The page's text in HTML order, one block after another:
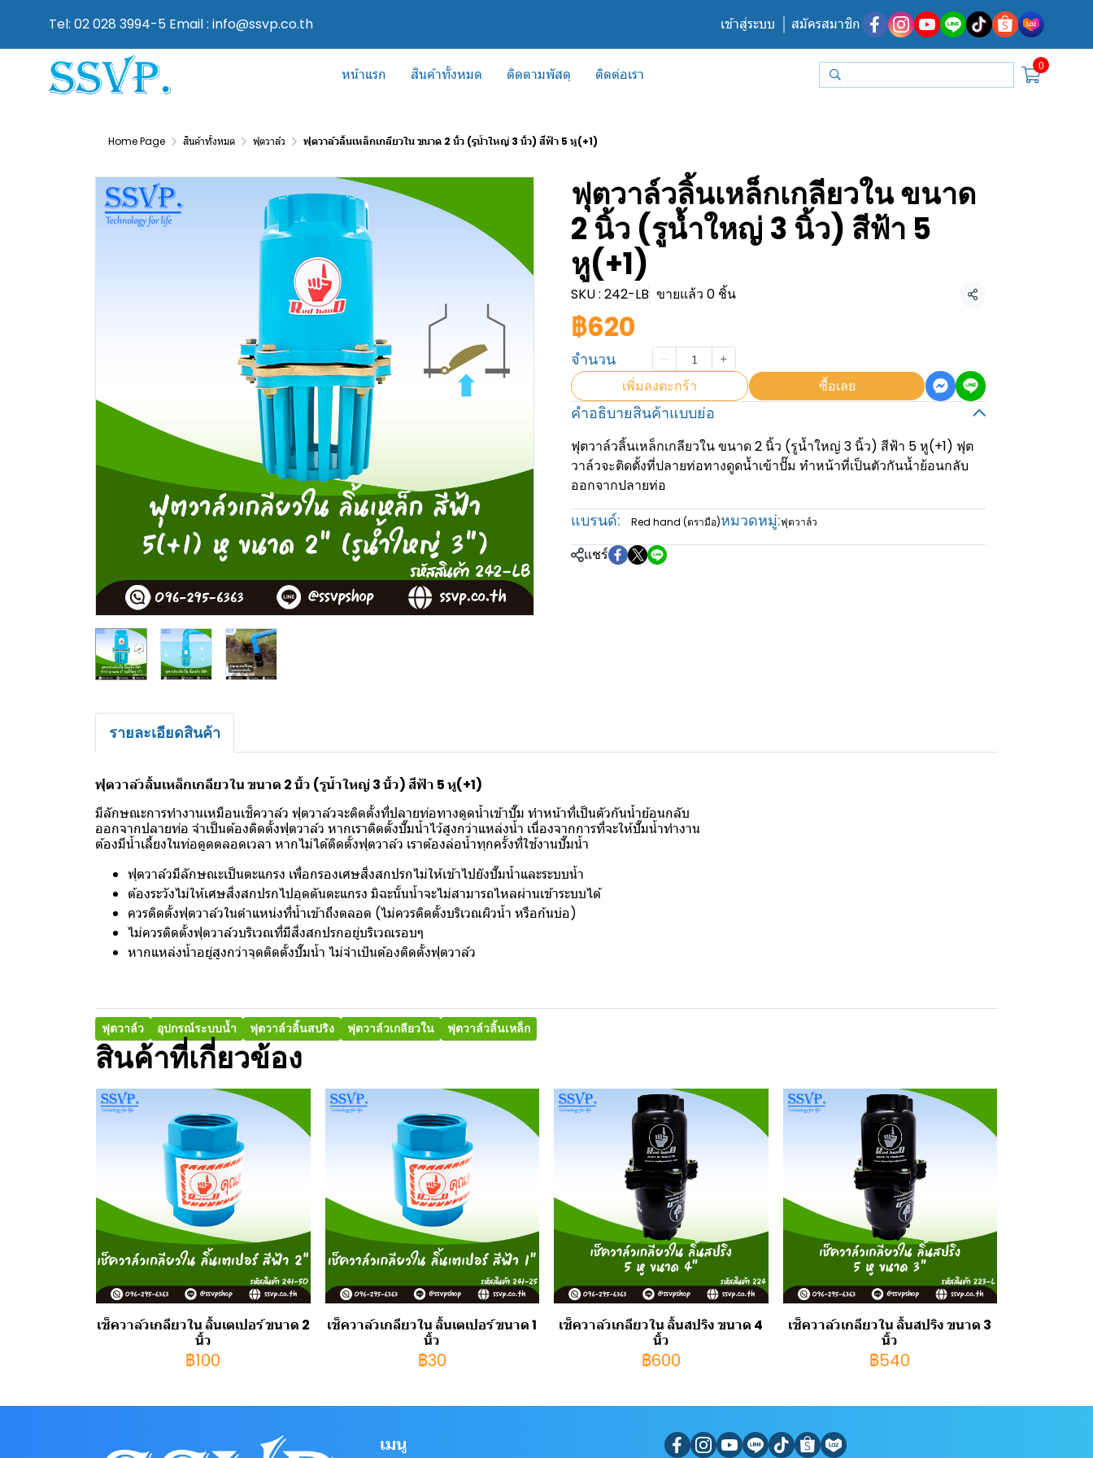
Tel: 02 028 3994-5 Email : info@ssvp.co.th เข้าสู่ระบบ สมัครสมาชิก
หน้าแรก สินค้าทั้งหมด ติดตามพัสดุ ติดต่อเรา 0
Home Page สินค้าทั้งหมด ฟุตวาล์ว ฟุตวาล์วลิ้นเหล็กเกลียวใน ขนาด 2 นิ้ว (รูน้ำใหญ่ 3 นิ้ว) สีฟ้า 5 หู(+1)
ฟุตวาล์วลิ้นเหล็กเกลียวใน ขนาด
2 นิ้ว (รูน้ำใหญ่ 3 นิ้ว) สีฟ้า 5
หู(+1)
SKU : 242-LB ขายแล้ว 0 ชิ้น แชร์
฿620
จำนวน
เพิ่มลงตะกร้า ซื้อเลย
คำอธิบายสินค้าแบบย่อ
ฟุตวาล์วลิ้นเหล็กเกลียวใน ขนาด 2 นิ้ว (รูน้ำใหญ่ 3 นิ้ว) สีฟ้า 5 หู(+1) ฟุต
วาล์วจะติดตั้งที่ปลายท่อทางดูดน้ำเข้าปั๊ม ทำหน้าที่เป็นตัวกันน้ำย้อนกลับ
ออกจากปลายท่อ
แบรนด์: Red hand (ตรามือ)หมวดหมู่:ฟุตวาล์ว
แชร์
รายละเอียดสินค้า
ฟุตวาล์วลิ้นเหล็กเกลียวใน ขนาด 2 นิ้ว (รูน้ำใหญ่ 3 นิ้ว) สีฟ้า 5 หู(+1)
มีลักษณะการทำงานเหมือนเช็ควาล์ว ฟุตวาล์วจะติดตั้งที่ปลายท่อทางดูดน้ำเข้าปั๊ม ทำหน้าที่เป็นตัวกันน้ำย้อนกลับ
ออกจากปลายท่อ จำเป็นต้องติดตั้งฟุตวาล์ว หากเราติดตั้งปั๊มน้ำไว้สูงกว่าแหล่งน้ำ เนื่องจากการที่จะให้ปั๊มน้ำทำงาน
ต้องมีน้ำเลี้ยงในท่อดูดตลอดเวลา หากไม่ได้ติดตั้งฟุตวาล์ว เราต้องล่อน้ำทุกครั้งที่ใช้งานปั๊มน้ำ
ฟุตวาล์วมีลักษณะเป็นตะแกรง เพื่อกรองเศษสิ่งสกปรกไม่ให้เข้าไปยังปั๊มน้ำและระบบน้ำ
ต้องระวังไม่ให้เศษสิ่งสกปรกไปอุดตันตะแกรง มิฉะนั้นน้ำจะไม่สามารถไหลผ่านเข้าระบบได้
ควรติดตั้งฟุตวาล์วในตำแหน่งที่น้ำเข้าถึงตลอด (ไม่ควรติดตั้งบริเวณผิวน้ำ หรือก้นบ่อ)
ไม่ควรติดตั้งฟุตวาล์วบริเวณที่มีสิ่งสกปรกอยู่บริเวณรอบๆ
หากแหล่งน้ำอยู่สูงกว่าจุดติดตั้งปั๊มน้ำ ไม่จำเป้นต้องติดตั้งฟุตวาล์ว
ฟุตวาล์ว อุปกรณ์ระบบน้ำ ฟุตวาล์วลิ้นสปริง ฟุตวาล์วเกลียวใน ฟุตวาล์วลิ้นเหล็ก
สินค้าที่เกี่ยวข้อง
เช็ควาล์วเกลียวใน ลิ้นเตเปอร์ ขนาด 2
นิ้ว
฿100
เช็ควาล์วเกลียวใน ลิ้นเตเปอร์ ขนาด 1
นิ้ว
฿30
เช็ควาล์วเกลียวใน ลิ้นสปริง ขนาด 4
นิ้ว
฿600
เช็ควาล์วเกลียวใน ลิ้นสปริง ขนาด 3
นิ้ว
฿540
เมนู